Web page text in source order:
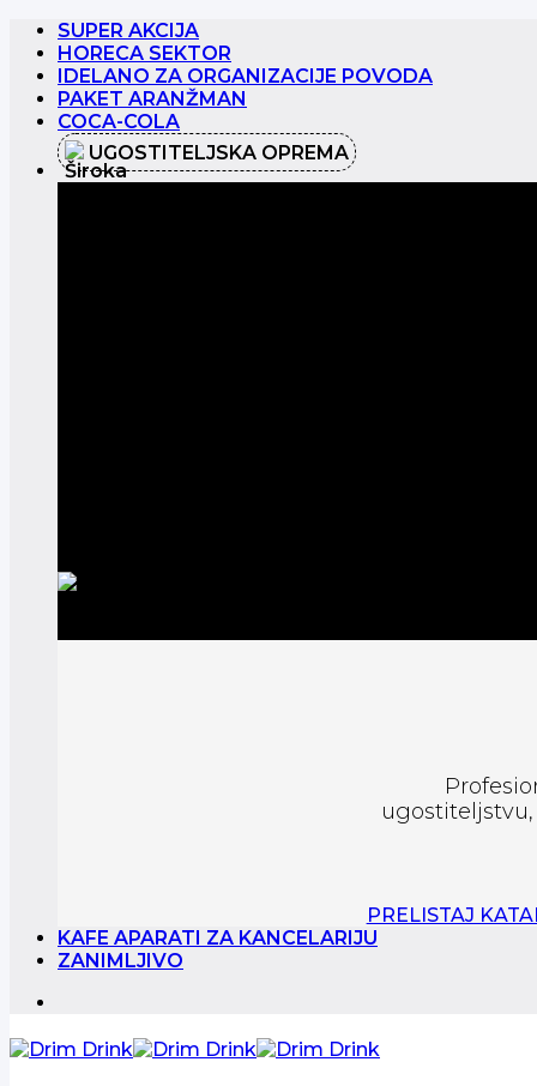
Preskoči
sadržaj
SUPER AKCIJA
HORECA SEKTOR
IDELANO ZA ORGANIZACIJE POVODA
PAKET ARANŽMAN
COCA-COLA
UGOSTITELJSKA OPREMA
PRELISTAJ
KAFE APARATI ZA KANCELARIJU
ZANIMLJIVO